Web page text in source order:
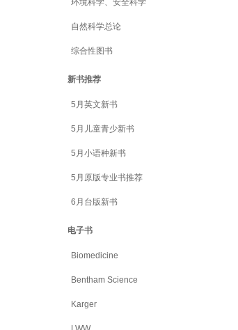
环境科学、安全科学
自然科学总论
综合性图书
新书推荐
5月英文新书
5月儿童青少新书
5月小语种新书
5月原版专业书推荐
6月台版新书
电子书
Biomedicine
Bentham Science
Karger